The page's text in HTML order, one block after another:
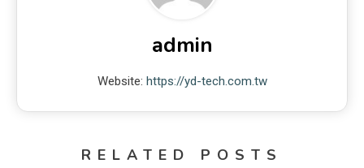
admin
Website: https://yd-tech.com.tw
RELATED POSTS